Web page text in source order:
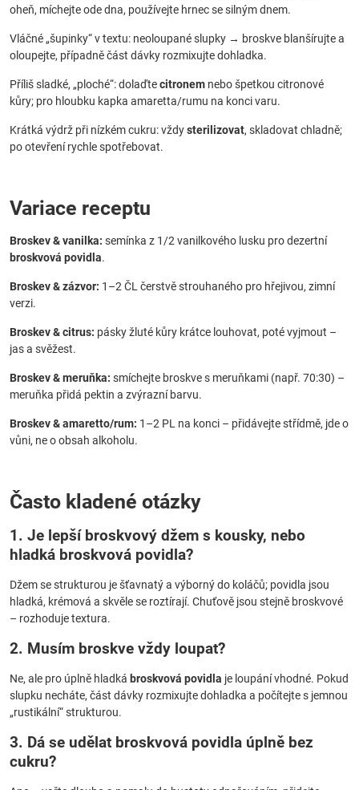
oheň, míchejte ode dna, používejte hrnec se silným dnem.
Vláčné „šupinky“ v textu: neoloupané slupky → broskve blanšírujte a
oloupejte, případně část dávky rozmixujte dohladka.
Příliš sladké, „ploché“: dolaďtecitronem nebo špetkou citronové
kůry; pro hloubku kapka amaretta/rumu na konci varu.
Krátká výdrž při nízkém cukru: vždysterilizovat, skladovat chladně;
po otevření rychle spotřebovat.
Variace receptu
Broskev & vanilka: semínka z 1/2 vanilkového lusku pro dezertní
broskvová povidla.
Broskev & zázvor: 1–2 ČL čerstvě strouhaného pro hřejivou, zimní
verzi.
Broskev & citrus: pásky žluté kůry krátce louhovat, poté vyjmout –
jas a svěžest.
Broskev & meruňka: smíchejte broskve s meruňkami (např. 70:30) –
meruňka přidá pektin a zvýrazní barvu.
Broskev & amaretto/rum: 1–2 PL na konci – přidávejte střídmě, jde o
vůni, ne o obsah alkoholu.
Často kladené otázky
1. Je lepší broskvový džem s kousky, nebo
hladká broskvová povidla?
Džem se strukturou je šťavnatý a výborný do koláčů; povidla jsou
hladká, krémová a skvěle se roztírají. Chuťově jsou stejně broskvové
– rozhoduje textura.
2. Musím broskve vždy loupat?
Ne, ale pro úplně hladká broskvová povidla je loupání vhodné. Pokud
slupku necháte, část dávky rozmixujte dohladka a počítejte s jemnou
„rustikální“ strukturou.
3. Dá se udělat broskvová povidla úplně bez
cukru?